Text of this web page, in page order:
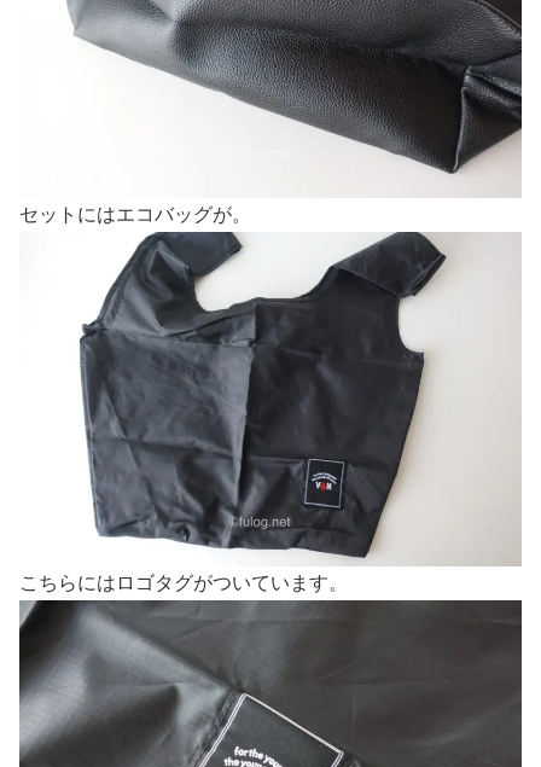
セットにはエコバッグが。
こちらにはロゴタグがついています。